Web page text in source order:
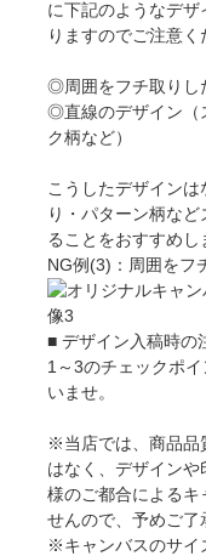
に下記のようなデ
りますのでご注意く
◎周囲をフチ取りし
◎直線のデザイン（
ク柄など）
こうしたデザイン
り・パターン柄な
ることをおすすめし
NG例(3)：周囲をフ
■ デザイン入稿時の
1～3のチェックポ
いませ。
※当店では、商品品
はなく、デザイン
様のご都合によるキ
せんので、予めご了
※キャンバスのサイ